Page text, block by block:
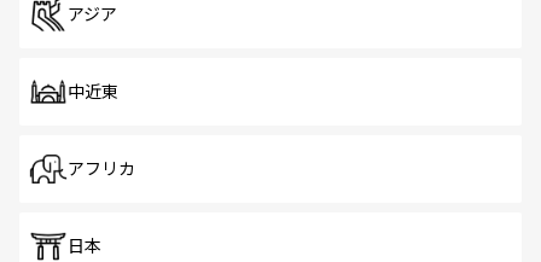
アジア
中近東
アフリカ
日本